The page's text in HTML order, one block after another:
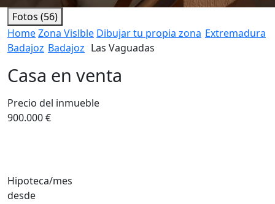
Fotos (56)
HomeZona Vislble Dibujar tu propia zona Extremadura
Badajoz Badajoz Las Vaguadas
Casa en venta
Precio del inmueble
900.000 €
Hipoteca/mes
desde